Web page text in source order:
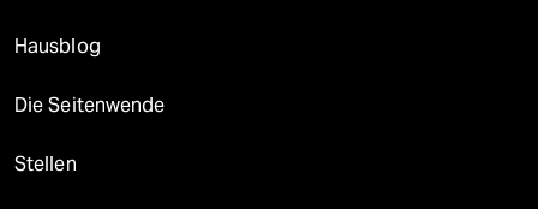
Hausblog
Die Seitenwende
Stellen